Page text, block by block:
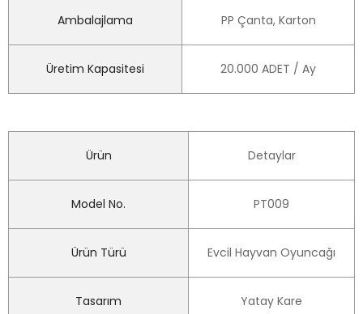
Ambalajlama PP Çanta, Karton
Üretim Kapasitesi 20.000 ADET / Ay
Ürün Detaylar
Model No. PT009
Ürün Türü Evcil Hayvan Oyuncağı
Tasarım Yatay Kare